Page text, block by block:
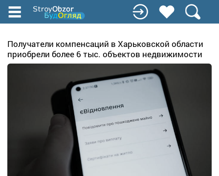
Перейти
содержанию
Получатели компенсаций в Харьковской области
приобрели более 6 тыс. объектов недвижимости